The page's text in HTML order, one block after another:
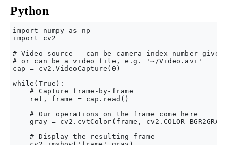
Python
import numpy as np
import cv2
# Video source - can be camera index number
# or can be a video file, e.g. '~/Video.avi'
cap = cv2.VideoCapture(0)
while(True):
    # Capture frame-by-frame
    ret, frame = cap.read()
    # Our operations on the frame come here
gray = cv2.cvtColor(frame,
    # Display the resulting frame